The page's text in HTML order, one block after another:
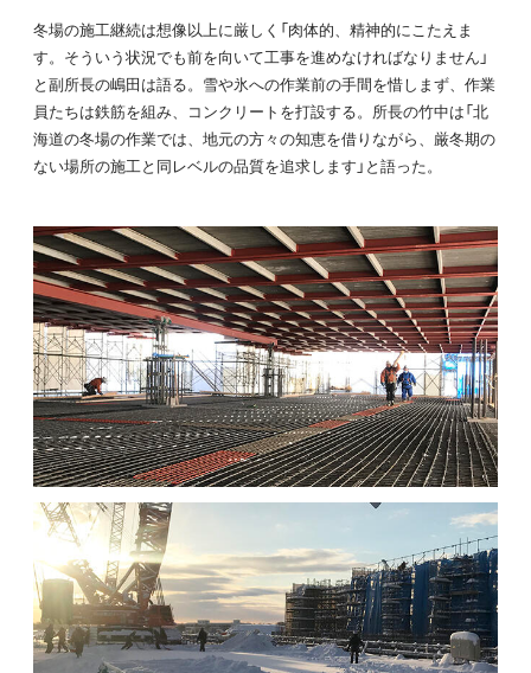
冬場の施工継続は想像以上に厳しく「肉体的、精神的にこたえま
す。そういう状況でも前を向いて工事を進めなければなりません」
と副所長の嶋田は語る。雪や氷への作業前の手間を惜しまず、作業
員たちは鉄筋を組み、コンクリートを打設する。所長の竹中は「北
海道の冬場の作業では、地元の方々の知恵を借りながら、厳冬期の
ない場所の施工と同レベルの品質を追求します」と語った。